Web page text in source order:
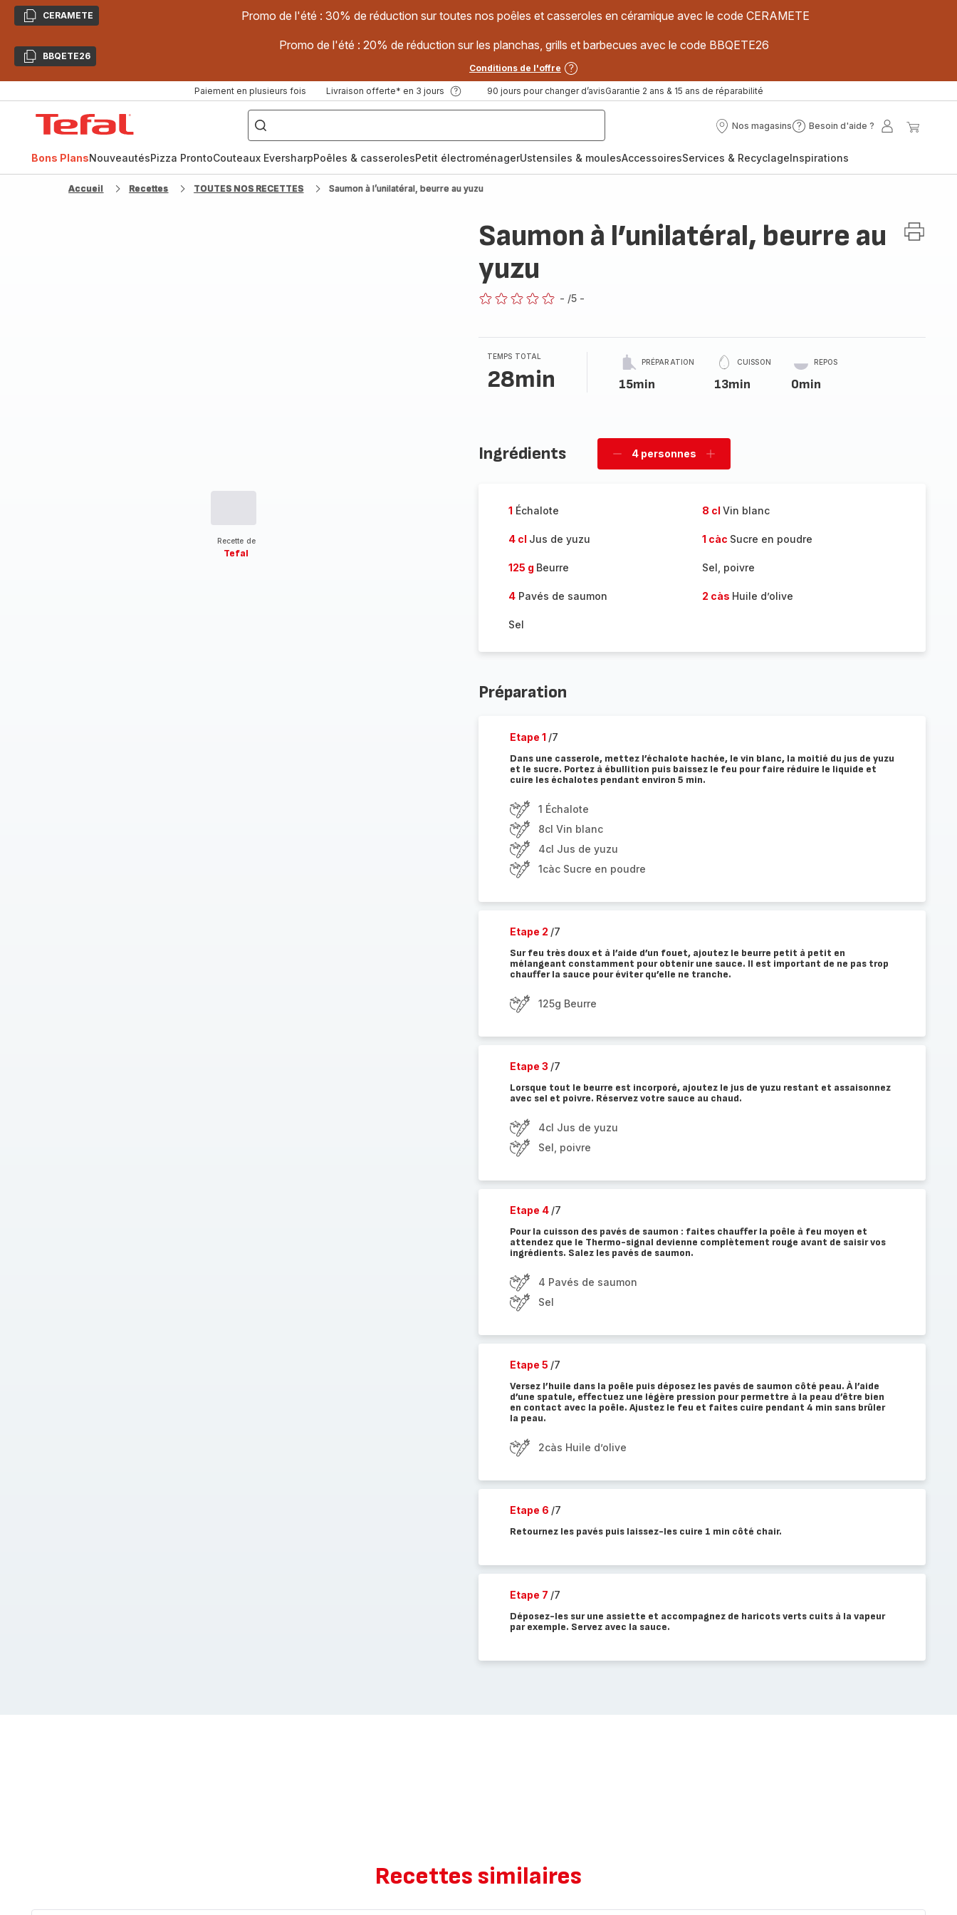
CopierCERAMETE Promo de l'été : 30% de réduction sur toutes nos poêles et casseroles en céramique avec le code CERAMETE
CopierBBQETE26
Promo de l'été : 20% de réduction sur les planchas, grills et barbecues avec le code BBQETE26
Conditions de l'offre
Paiement en plusieurs fois Livraison offerte* en 3 jours 90 jours pour changer d’avisGarantie 2 ans & 15 ans de réparabilité
["Poêles
inox,
Cake
Factory,
Nos magasins
Nos
Besoin d'aide ?
Besoin
?
Mon
Bons PlansNouveautésPizza ProntoCouteaux EversharpPoêles & casserolesPetit électroménagerUstensiles & moulesAccessoiresServices & RecyclageInspirations
Accueil Recettes TOUTES NOS RECETTES Saumon à l’unilatéral, beurre au yuzu
Recette de
Tefal
Saumon à l’unilatéral, beurre au
yuzu
- /5 -
TEMPS TOTAL
28min
PRÉPARATION
15min
CUISSON
13min
REPOS
0min
Ingrédients
Supprimer
4 personnes
Ajouter
1 Échalote 8 cl Vin blanc
4 cl Jus de yuzu 1 càc Sucre en poudre
125 g Beurre Sel, poivre
4Pavés de saumon 2 càs Huile d’olive
Sel
Préparation
Etape 1 /7
Dans une casserole, mettez l’échalote hachée, le vin blanc, la moitié du jus de yuzu
et le sucre. Portez à ébullition puis baissez le feu pour faire réduire le liquide et
cuire les échalotes pendant environ 5 min.
1 Échalote
8cl Vin blanc
4cl Jus de yuzu
1càc Sucre en poudre
Etape 2 /7
Sur feu très doux et à l’aide d’un fouet, ajoutez le beurre petit à petit en
mélangeant constamment pour obtenir une sauce. Il est important de ne pas trop
chauffer la sauce pour éviter qu’elle ne tranche.
125g Beurre
Etape 3 /7
Lorsque tout le beurre est incorporé, ajoutez le jus de yuzu restant et assaisonnez
avec sel et poivre. Réservez votre sauce au chaud.
4cl Jus de yuzu
Sel, poivre
Etape 4 /7
Pour la cuisson des pavés de saumon : faites chauffer la poêle à feu moyen et
attendez que le Thermo-signal devienne complètement rouge avant de saisir vos
ingrédients. Salez les pavés de saumon.
4 Pavés de saumon
Sel
Etape 5 /7
Versez l’huile dans la poêle puis déposez les pavés de saumon côté peau. À l’aide
d’une spatule, effectuez une légère pression pour permettre à la peau d’être bien
en contact avec la poêle. Ajustez le feu et faites cuire pendant 4 min sans brûler
la peau.
2càs Huile d’olive
Etape 6 /7
Retournez les pavés puis laissez-les cuire 1 min côté chair.
Etape 7 /7
Déposez-les sur une assiette et accompagnez de haricots verts cuits à la vapeur
par exemple. Servez avec la sauce.
Recettes similaires